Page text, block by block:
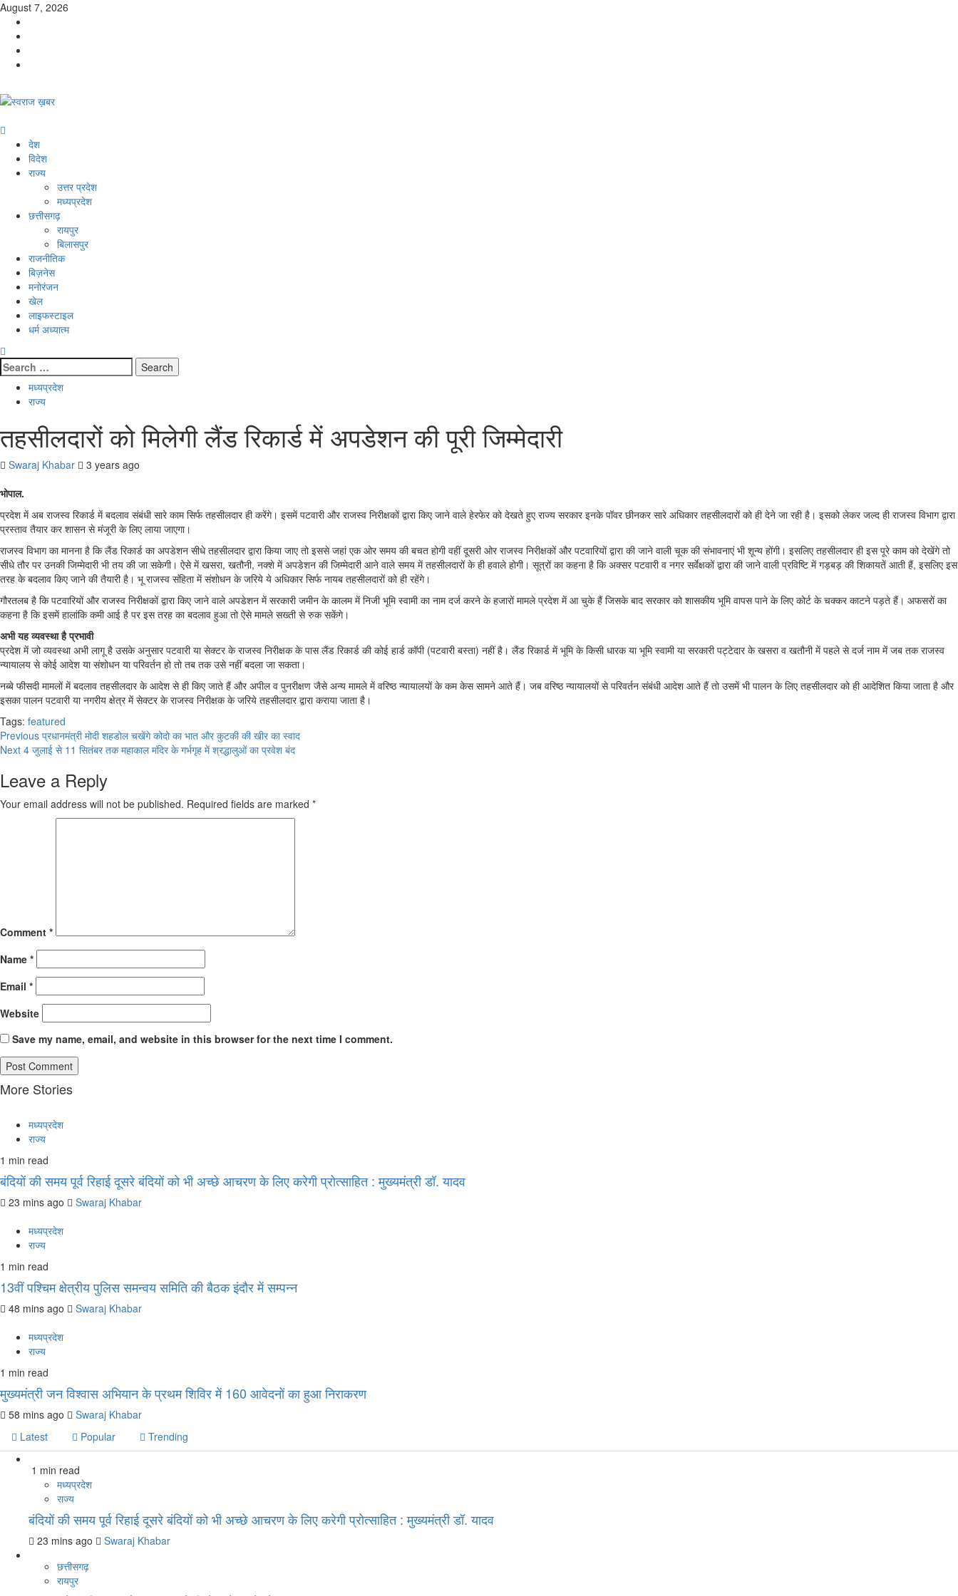
Skip
content
August 7, 2026
Menuदेश
विदेश
राज्य
उत्तर प्रदेश
मध्यप्रदेश
छत्तीसगढ़
रायपुर
बिलासपुर
राजनीतिक
बिज़नेस
मनोरंजन
खेल
लाइफस्टाइल
धर्म अध्यात्म
Search
for:
मध्यप्रदेश
राज्य
तहसीलदारों को मिलेगी लैंड रिकार्ड में अपडेशन की पूरी जिम्मेदारी
Swaraj Khabar
3 years ago
भोपाल.
प्रदेश में अब राजस्व रिकार्ड में बदलाव संबंधी सारे काम सिर्फ तहसीलदार ही करेंगे। इसमें पटवारी और राजस्व निरीक्षकों द्वारा किए जाने वाले हेरफेर को देखते हुए राज्य सरकार इनके पॉवर छीनकर सारे अधिकार तहसीलदारों को ही देने जा रही है। इसको लेकर जल्द ही राजस्व विभाग द्वारा
प्रस्ताव तैयार कर शासन से मंजूरी के लिए लाया जाएगा।
राजस्व विभाग का मानना है कि लैंड रिकार्ड का अपडेशन सीधे तहसीलदार द्वारा किया जाए तो इससे जहां एक ओर समय की बचत होगी वहीं दूसरी ओर राजस्व निरीक्षकों और पटवारियों द्वारा की जाने वाली चूक की संभावनाएं भी शून्य होंगी। इसलिए तहसीलदार ही इस पूरे काम को देखेंगे तो
सीधे तौर पर उनकी जिम्मेदारी भी तय की जा सकेगी। ऐसे में खसरा, खतौनी, नक्शे में अपडेशन की जिम्मेदारी आने वाले समय में तहसीलदारों के ही हवाले होगी। सूत्रों का कहना है कि अक्सर पटवारी व नगर सर्वेक्षकों द्वारा की जाने वाली प्रविष्टि में गड़बड़ की शिकायतें आती हैं, इसलिए इस
तरह के बदलाव किए जाने की तैयारी है। भू राजस्व संंहिता में संशोधन के जरिये ये अधिकार सिर्फ नायब तहसीलदारों को ही रहेंगे।
गौरतलब है कि पटवारियों और राजस्व निरीक्षकों द्वारा किए जाने वाले अपडेशन में सरकारी जमीन के कालम में निजी भूमि स्वामी का नाम दर्ज करने के हजारों मामले प्रदेश में आ चुके हैं जिसके बाद सरकार को शासकीय भूमि वापस पाने के लिए कोर्ट के चक्कर काटने पड़ते हैं। अफसरों का
कहना है कि इसमें हालांकि कमी आई है पर इस तरह का बदलाव हुआ तो ऐसे मामले सख्ती से रुक सकेंगे।
अभी यह व्यवस्था है प्रभावी
प्रदेश में जो व्यवस्था अभी लागू है उसके अनुसार पटवारी या सेक्टर के राजस्व निरीक्षक के पास लैंड रिकार्ड की कोई हार्ड कॉपी (पटवारी बस्ता) नहीं है। लैंड रिकार्ड में भूमि के किसी धारक या भूमि स्वामी या सरकारी पट्टेदार के खसरा व खतौनी में पहले से दर्ज नाम में जब तक राजस्व
न्यायालय से कोई आदेश या संशोधन या परिवर्तन हो तो तब तक उसे नहीं बदला जा सकता।
नब्बे फीसदी मामलों में बदलाव तहसीलदार के आदेश से ही किए जाते हैं और अपील व पुनरीक्षण जैसे अन्य मामले में वरिष्ठ न्यायालयों के कम केस सामने आते हैं। जब वरिष्ठ न्यायालयों से परिवर्तन संबंधी आदेश आते हैं तो उसमें भी पालन के लिए तहसीलदार को ही आदेशित किया जाता है और
इसका पालन पटवारी या नगरीय क्षेत्र में सेक्टर के राजस्व निरीक्षक के जरिये तहसीलदार द्वारा कराया जाता है।
Tags: featured
Continue
Reading
Previous प्रधानमंत्री मोदी शहडोल चखेंगे कोदो का भात और कुटकी की खीर का स्वाद
Next 4 जुलाई से 11 सितंबर तक महाकाल मंदिर के गर्भगृह में श्रद्धालुओं का प्रवेश बंद
Leave a Reply
Your email address will not be published. Required fields are marked *
Comment *
Name *
Email *
Website
Save my name, email, and website in this browser for the next time I comment.
More Stories
मध्यप्रदेश
राज्य
1 min read
बंदियों की समय पूर्व रिहाई दूसरे बंदियों को भी अच्छे आचरण के लिए करेगी प्रोत्साहित : मुख्यमंत्री डॉ. यादव
23 mins ago
Swaraj Khabar
मध्यप्रदेश
राज्य
1 min read
13वीं पश्चिम क्षेत्रीय पुलिस समन्वय समिति की बैठक इंदौर में सम्पन्न
48 mins ago
Swaraj Khabar
मध्यप्रदेश
राज्य
1 min read
मुख्यमंत्री जन विश्वास अभियान के प्रथम शिविर में 160 आवेदनों का हुआ निराकरण
58 mins ago
Swaraj Khabar
Latest
Popular Trending
1 min read
मध्यप्रदेश
राज्य
बंदियों की समय पूर्व रिहाई दूसरे बंदियों को भी अच्छे आचरण के लिए करेगी प्रोत्साहित : मुख्यमंत्री डॉ. यादव
23 mins ago
Swaraj Khabar
छत्तीसगढ़
रायपुर